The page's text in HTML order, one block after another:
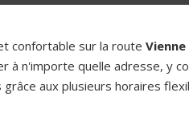
confortable sur la route
à n'importe quelle adresse, y
aux plusieurs horaires